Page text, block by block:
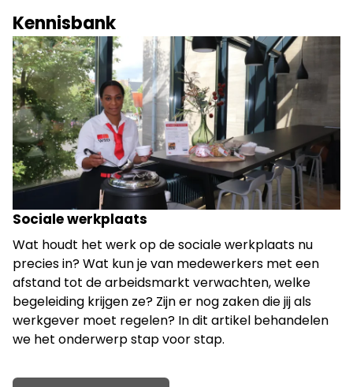
Kennisbank
Sociale werkplaats
Wat houdt het werk op de sociale werkplaats nu
precies in? Wat kun je van medewerkers met een
afstand tot de arbeidsmarkt verwachten, welke
begeleiding krijgen ze? Zijn er nog zaken die jij als
werkgever moet regelen? In dit artikel behandelen
we het onderwerp stap voor stap.